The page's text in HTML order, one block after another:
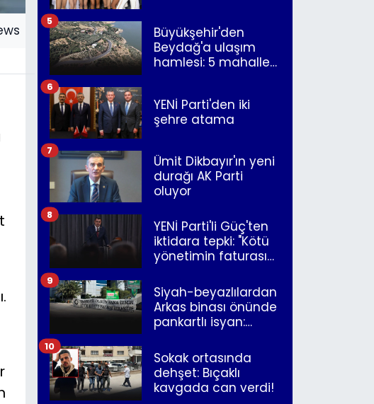
Büyükşehir'den
Beydağ'a ulaşım
hamlesi: 5 mahalle
5
YENİ Parti'den iki
şehre atama
6
Ümit Dikbayır'ın yeni
durağı AK Parti
oluyor
7
YENİ Parti'li Güç'ten
iktidara tepki: "Kötü
yönetimin faturasını
8
Siyah-beyazlılardan
Arkas binası önünde
pankartlı isyan:
İzmir"
9
Sokak ortasında
dehşet: Bıçaklı
kavgada can verdi!
10